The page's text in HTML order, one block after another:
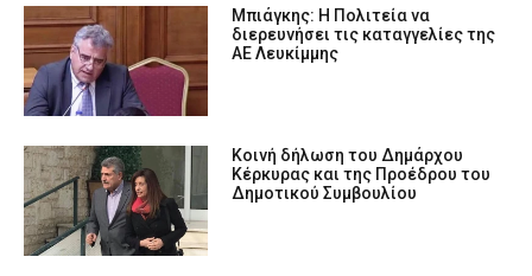
Μπιάγκης: Η Πολιτεία να
διερευνήσει τις καταγγελίες της
ΑΕ Λευκίμμης
Κοινή δήλωση του Δημάρχου
Κέρκυρας και της Προέδρου του
Δημοτικού Συμβουλίου